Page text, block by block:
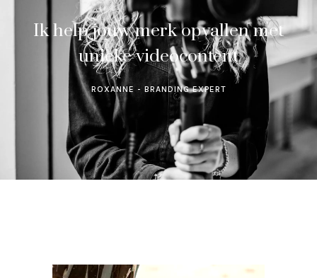
Ik help jouw merk opvallen met
unieke videocontent
ROXANNE - BRANDING EXPERT